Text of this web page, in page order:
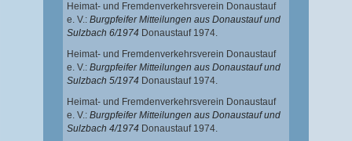
Heimat- und Fremdenverkehrsverein Donaustauf
e. V.: Burgpfeifer Mitteilungen aus Donaustauf und
Sulzbach 6/1974 Donaustauf 1974.
Heimat- und Fremdenverkehrsverein Donaustauf
e. V.: Burgpfeifer Mitteilungen aus Donaustauf und
Sulzbach 5/1974 Donaustauf 1974.
Heimat- und Fremdenverkehrsverein Donaustauf
e. V.: Burgpfeifer Mitteilungen aus Donaustauf und
Sulzbach 4/1974 Donaustauf 1974.